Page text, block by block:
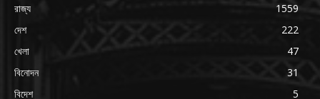
রাজ্য
1559
দেশ
222
খেলা
47
বিনোদন
31
বিদেশ
5